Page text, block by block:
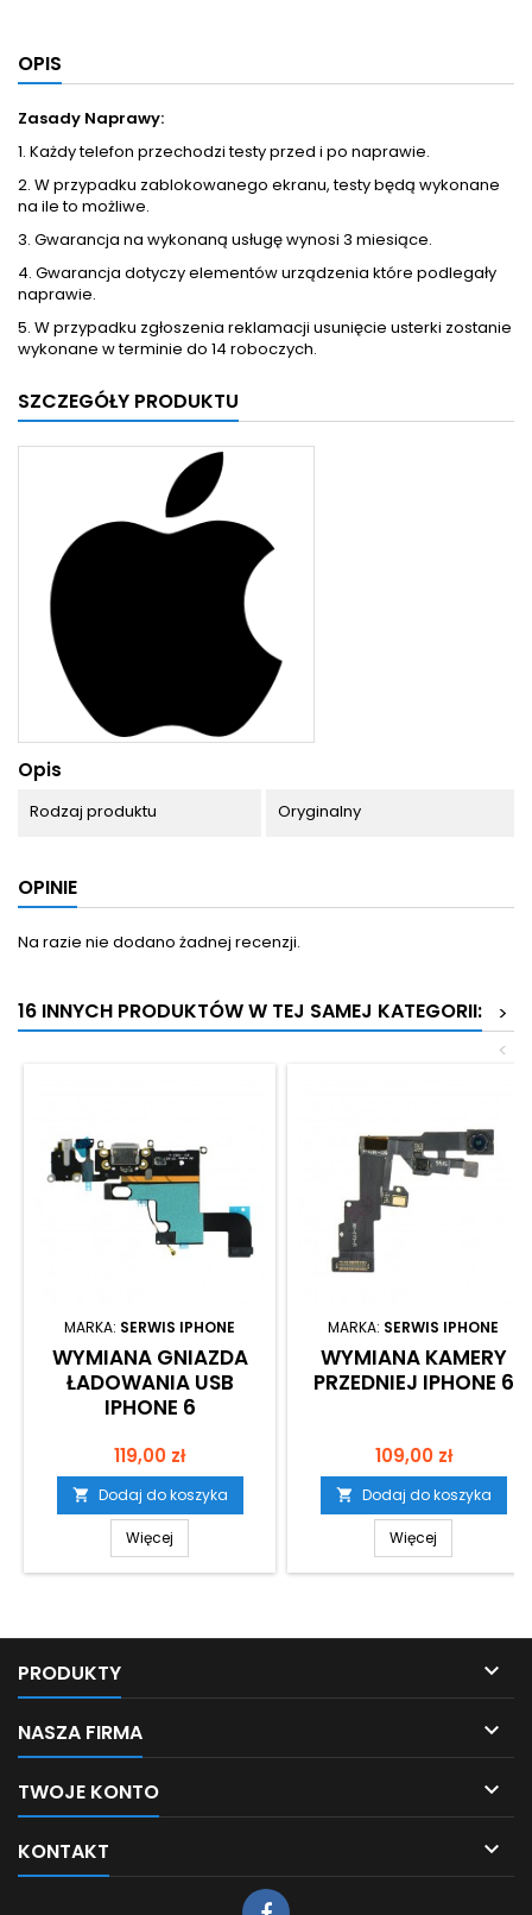
OPIS
Zasady Naprawy:
1. Każdy telefon przechodzi testy przed i po naprawie.
2. W przypadku zablokowanego ekranu, testy będą wykonane
na ile to możliwe.
3. Gwarancja na wykonaną usługę wynosi 3 miesiące.
4. Gwarancja dotyczy elementów urządzenia które podlegały
naprawie.
5. W przypadku zgłoszenia reklamacji usunięcie usterki zostanie
wykonane w terminie do 14 roboczych.
SZCZEGÓŁY PRODUKTU
Opis
Rodzaj produktu Oryginalny
OPINIE
Na razie nie dodano żadnej recenzji.
16 INNYCH PRODUKTÓW W TEJ SAMEJ KATEGORII:
>
<
MARKA: SERWIS IPHONE
WYMIANA GNIAZDA
ŁADOWANIA USB
IPHONE 6
Cena
119,00 zł
 Dodaj do koszyka
Więcej
MARKA: SERWIS IPHONE
WYMIANA KAMERY
PRZEDNIEJ IPHONE 6
Cena
109,00 zł
 Dodaj do koszyka
Więcej
PRODUKTY 
NASZA FIRMA 
TWOJE KONTO 
KONTAKT 